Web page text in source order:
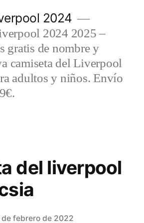
2024
2024 2025 –
gratis de nombre y
camiseta del Liverpool
adultos y niños. Envío
del liverpool
de febrero de 2022